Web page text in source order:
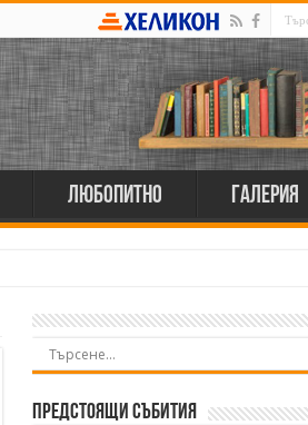
Любопитно Галерия
Предстоящи събития